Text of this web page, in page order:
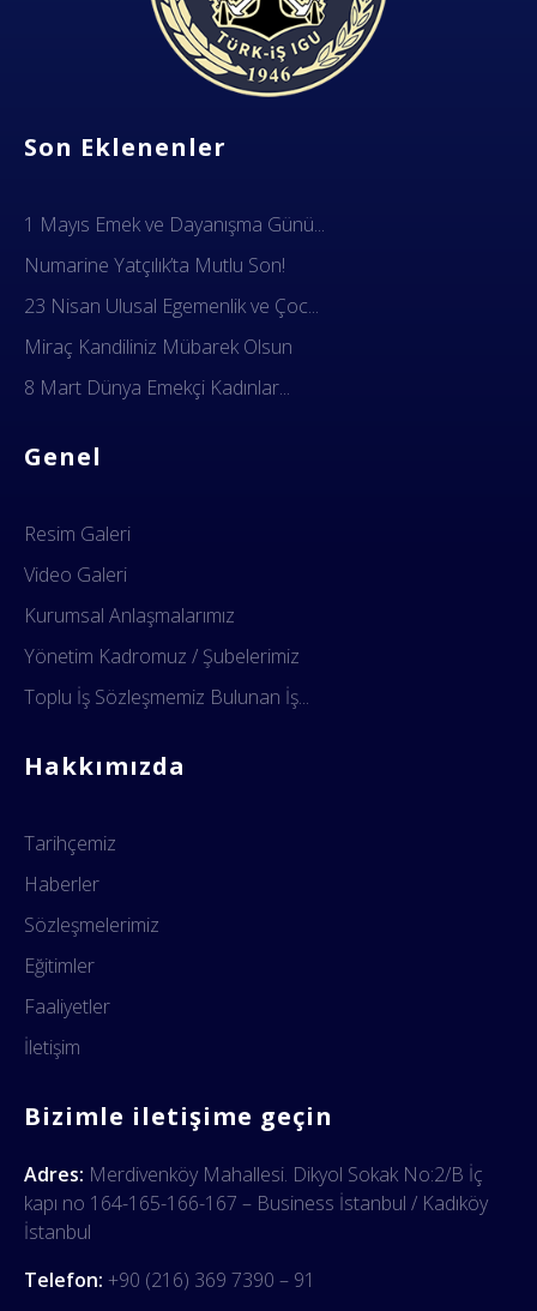
Son Eklenenler
1 Mayıs Emek ve Dayanışma Günü...
Numarine Yatçılık’ta Mutlu Son!
23 Nisan Ulusal Egemenlik ve Çoc...
Miraç Kandiliniz Mübarek Olsun
8 Mart Dünya Emekçi Kadınlar...
Genel
Resim Galeri
Video Galeri
Kurumsal Anlaşmalarımız
Yönetim Kadromuz / Şubelerimiz
Toplu İş Sözleşmemiz Bulunan İş...
Hakkımızda
Tarihçemiz
Haberler
Sözleşmelerimiz
Eğitimler
Faaliyetler
İletişim
Bizimle iletişime geçin
Adres: Merdivenköy Mahallesi. Dikyol Sokak No:2/B İç
kapı no 164-165-166-167 – Business İstanbul / Kadıköy
İstanbul
Telefon: +90 (216) 369 7390 – 91